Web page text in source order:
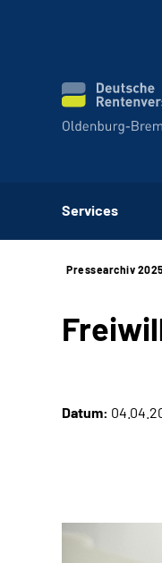
Services
Pressearchiv 2025
Datum: